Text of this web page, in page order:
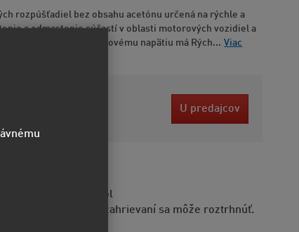
rozpúšťadiel bez obsahu acetónu určená na rýchle a
a odmastenie súčastí v oblasti motorových vozidiel a
Vďaka nízkemu povrchovému napätiu má Rých... Viac
U predajcov
horľavý aerosól
je pod tlakom: pri zahrievaní sa môže roztrhnúť.